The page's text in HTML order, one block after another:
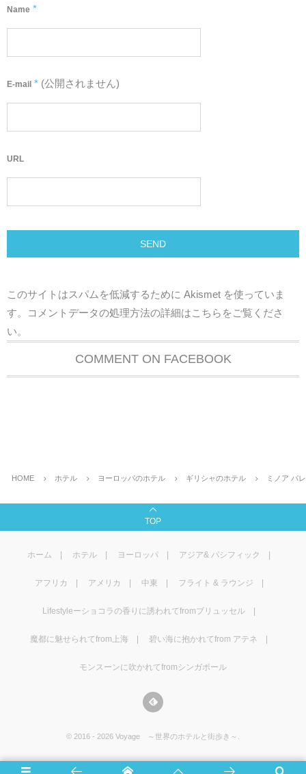
Name *
E-mail * (公開されません)
URL
このサイトはスパムを低減するために Akismet を使っていま
す。
コメントデータの処理方法の詳細はこちらをご覧くださ
い。
COMMENT ON FACEBOOK
HOME ホテル ヨーロッパのホテル ギリシャのホテル ミノア パ
TOP
ホーム ホテル ヨーロッパ アジア& パシフィック
アフリカ アメリカ 中東 フライト & ラウンジ
Lifestyleーショコラの香りに誘われてfromブリュッセル
魔都に魅せられてfrom上海 碧い海に抱かれてfrom アテネ
モンスーンに吹かれてfromシンガポール
© 2016 - 2026 Voyage ～世界のホテルと街歩き～ .